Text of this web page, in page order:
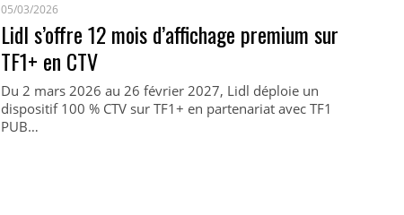
05/03/2026
Lidl s’offre 12 mois d’affichage premium sur
TF1+ en CTV
Du 2 mars 2026 au 26 février 2027, Lidl déploie un
dispositif 100 % CTV sur TF1+ en partenariat avec TF1
PUB…